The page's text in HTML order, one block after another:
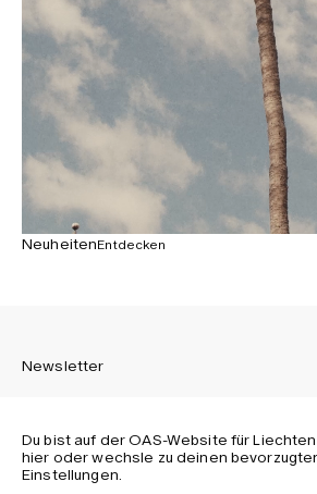
NeuheitenEntdecken
Newsletter
Melden Sie sich an, um die neuesten
Du bist auf der OAS-Website für
hier oder wechsle zu deinen
Einstellungen.